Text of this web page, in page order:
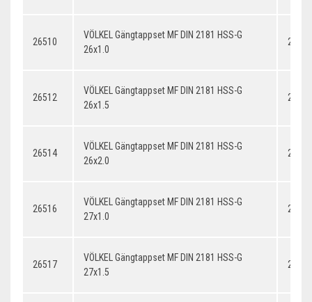
26510
VÖLKEL Gängtappset MF DIN 2181 HSS-G
26x1.0
26512
VÖLKEL Gängtappset MF DIN 2181 HSS-G
26x1.5
26514
VÖLKEL Gängtappset MF DIN 2181 HSS-G
26x2.0
26516
VÖLKEL Gängtappset MF DIN 2181 HSS-G
27x1.0
26517
VÖLKEL Gängtappset MF DIN 2181 HSS-G
27x1.5